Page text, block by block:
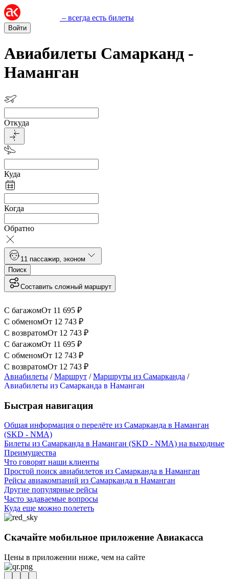
– всегда есть билеты
Войти
Авиабилеты Самарканд -
Наманган
Откуда
Куда
Когда
Обратно
1 1 пассажир эконом
Поиск
Составить сложный маршрут
С багажомОт 11 695 ₽
С обменомОт 12 743 ₽
С возвратомОт 12 743 ₽
С багажомОт 11 695 ₽
С обменомОт 12 743 ₽
С возвратомОт 12 743 ₽
Авиабилеты /Маршрут /Маршруты из Самарканда /
Авиабилеты из Самарканда в Наманган
Быстрая навигация
Общая информация о перелёте из Самарканда в Наманган
(SKD - NMA)
Билеты из Самарканда в Наманган (SKD - NMA) на выходные
Преимущества
Что говорят наши клиенты
Простой поиск авиабилетов из Самарканда в Наманган
Рейсы авиакомпаний из Самарканда в Наманган
Другие популярные рейсы
Часто задаваемые вопросы
Куда еще можно полететь
Скачайте мобильное приложение Авиакасса
Цены в приложении ниже, чем на сайте